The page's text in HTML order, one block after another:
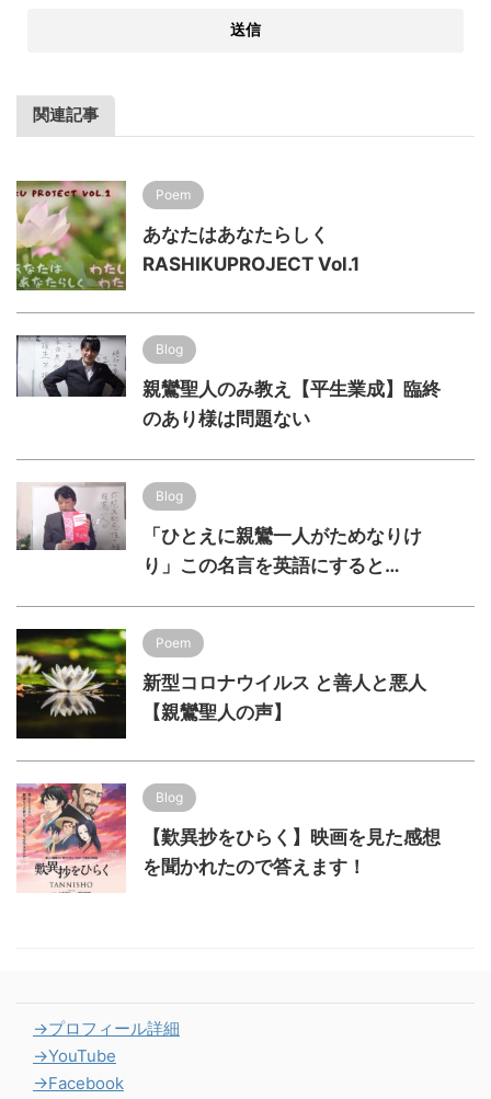
関連記事
Poem
あなたはあなたらしく
RASHIKUPROJECT Vol.1
Blog
親鸞聖人のみ教え【平生業成】臨終
のあり様は問題ない
Blog
「ひとえに親鸞一人がためなりけ
り」この名言を英語にすると…
Poem
新型コロナウイルス と善人と悪人
【親鸞聖人の声】
Blog
【歎異抄をひらく】映画を見た感想
を聞かれたので答えます！
→プロフィール詳細
→YouTube
→Facebook